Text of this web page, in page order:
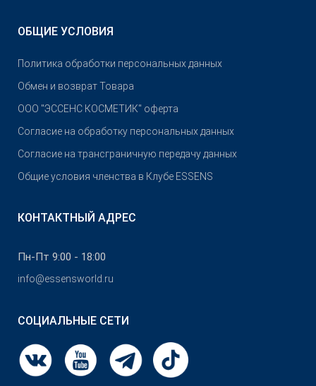
ОБЩИЕ УСЛОВИЯ
Политика обработки персональных данных
Обмен и возврат Товара
OOO "ЭССЕНС КОСМЕТИК" оферта
Согласие на обработку персональных данных
Согласие на трансграничную передачу данных
Общие условия членства в Клубе ESSENS
КОНТАКТНЫЙ АДРЕС
Пн-Пт 9:00 - 18:00
info@essensworld.ru
СОЦИАЛЬНЫЕ СЕТИ